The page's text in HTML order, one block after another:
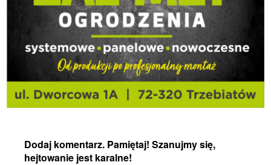
Dodaj komentarz. Pamiętaj! Szanujmy się,
hejtowanie jest karalne!